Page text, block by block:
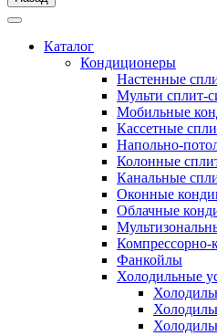
Каталог
Кондиционеры
Настенные
Мульти сплит-
Мобильные
Кассетные
Напольно-
Колонные
Канальные
Оконные
Облачные
Компрессорно-
Фанкойлы
Холодильные